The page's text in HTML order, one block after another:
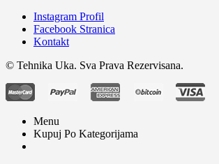
Instagram Profil
Facebook Stranica
Kontakt
© Tehnika Uka. Sva Prava Rezervisana.
Menu
Kupuj Po Kategorijama